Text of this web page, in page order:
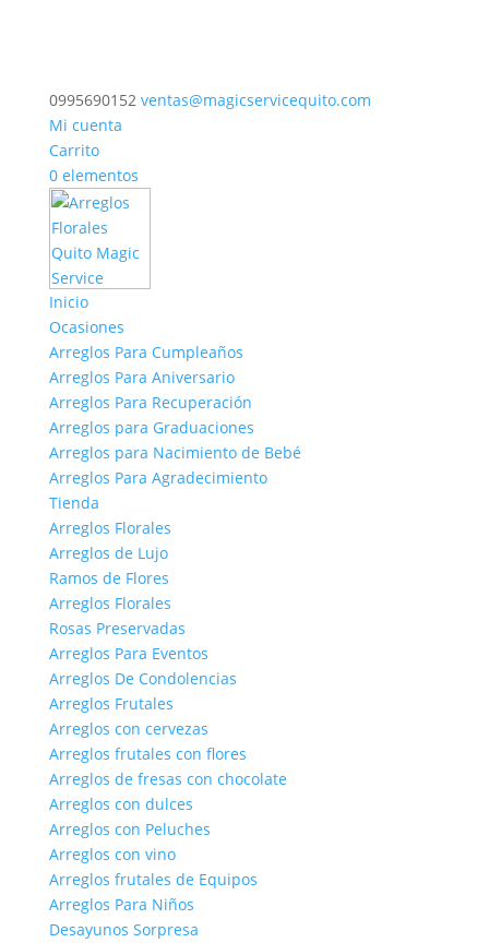
0995690152 ventas@magicservicequito.com
Mi cuenta
Carrito
0 elementos
Inicio
Ocasiones
Arreglos Para Cumpleaños
Arreglos Para Aniversario
Arreglos Para Recuperación
Arreglos para Graduaciones
Arreglos para Nacimiento de Bebé
Arreglos Para Agradecimiento
Tienda
Arreglos Florales
Arreglos de Lujo
Ramos de Flores
Arreglos Florales
Rosas Preservadas
Arreglos Para Eventos
Arreglos De Condolencias
Arreglos Frutales
Arreglos con cervezas
Arreglos frutales con flores
Arreglos de fresas con chocolate
Arreglos con dulces
Arreglos con Peluches
Arreglos con vino
Arreglos frutales de Equipos
Arreglos Para Niños
Desayunos Sorpresa